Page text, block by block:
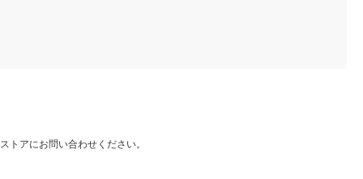
トアにお問い合わせください。